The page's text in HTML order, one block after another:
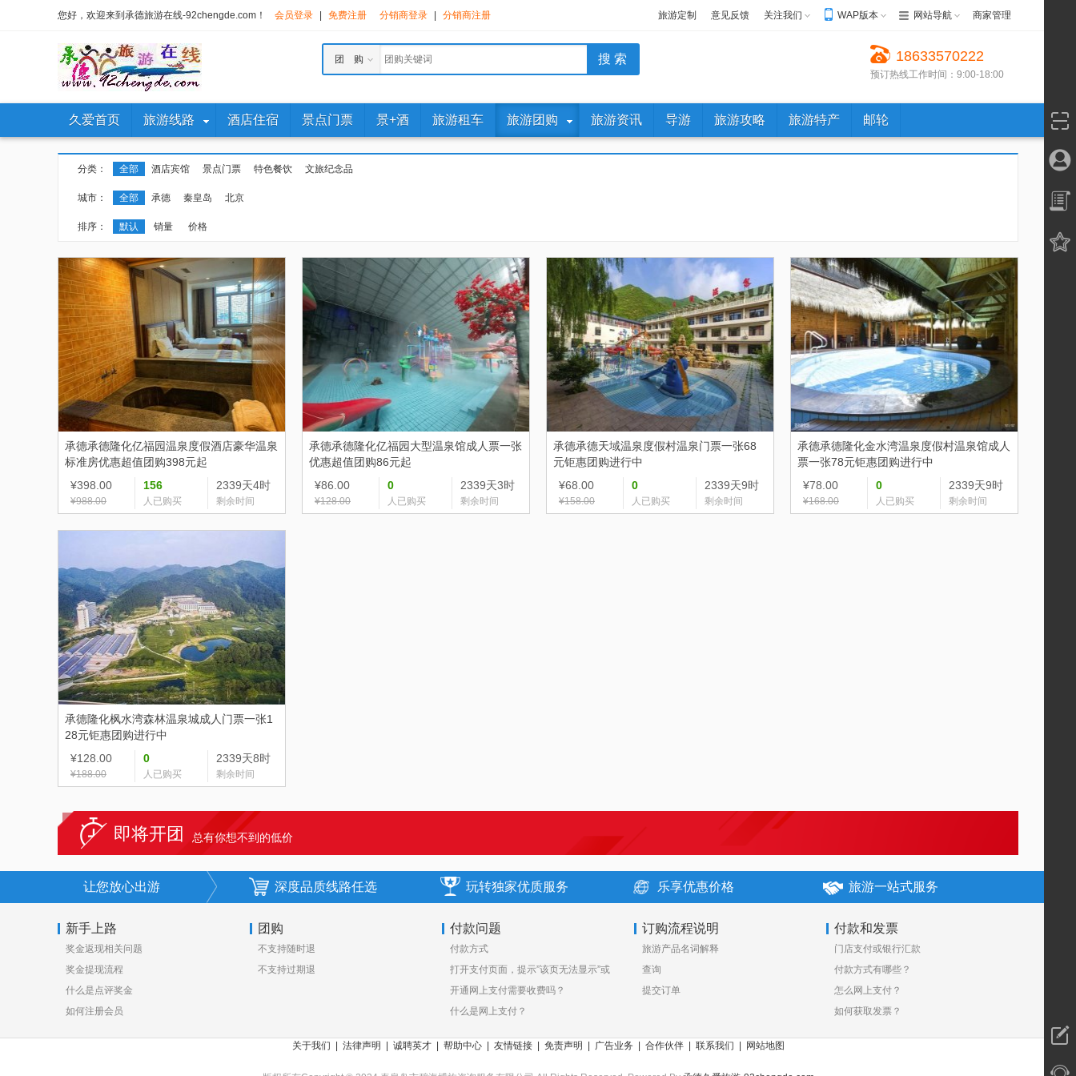
您好，欢迎来到承德旅游在线-92chengde.com！ 会员登录 免费注册 分销商登录 分销商注册 旅游定制 意见反馈 关注我们 WAP版本 网站导航 商家管理
团 购 18633570222
预订热线工作时间：9:00-18:00
久爱首页 旅游线路 酒店住宿 景点门票 景+酒 旅游租车 旅游团购 旅游资讯 导游 旅游攻略 旅游特产 邮轮
分类： 全部 酒店宾馆 景点门票 特色餐饮 文旅纪念品
城市： 全部 承德 秦皇岛 北京
排序： 默认 销量 价格
承德承德隆化亿福园温泉度假酒店豪华温泉
标准房优惠超值团购398元起
¥398.00
¥988.00
156
人已购买
2339天4时
剩余时间
承德承德隆化亿福园大型温泉馆成人票一张
优惠超值团购86元起
¥86.00
¥128.00
0
人已购买
2339天3时
剩余时间
承德承德天域温泉度假村温泉门票一张68
元钜惠团购进行中
¥68.00
¥158.00
0
人已购买
2339天9时
剩余时间
承德承德隆化金水湾温泉度假村温泉馆成人
票一张78元钜惠团购进行中
¥78.00
¥168.00
0
人已购买
2339天9时
剩余时间
承德隆化枫水湾森林温泉城成人门票一张1
28元钜惠团购进行中
¥128.00
¥188.00
0
人已购买
2339天8时
剩余时间
即将开团 总有你想不到的低价
让您放心出游 深度品质线路任选 玩转独家优质服务 乐享优惠价格 旅游一站式服务
新手上路
奖金返现相关问题
奖金提现流程
什么是点评奖金
如何注册会员
团购
不支持随时退
不支持过期退
付款问题
付款方式
打开支付页面，提示”该页无法显示”或
空白页，可能是什么原因？
开通网上支付需要收费吗？
什么是网上支付？
订购流程说明
旅游产品名词解释
查询
提交订单
付款和发票
门店支付或银行汇款
付款方式有哪些？
怎么网上支付？
如何获取发票？
关于我们 法律声明 诚聘英才 帮助中心 友情链接 免责声明 广告业务 合作伙伴 联系我们 网站地图